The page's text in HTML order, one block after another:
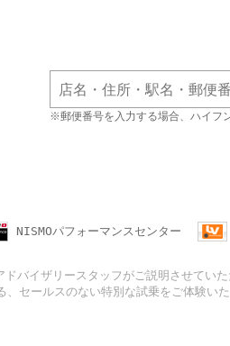
※郵便番号を入力する場合、ハイフ
NISMOパフォーマンスセンター
バイザリースタッフがご説明させていた
セールスのない特別な試乗をご体験いた